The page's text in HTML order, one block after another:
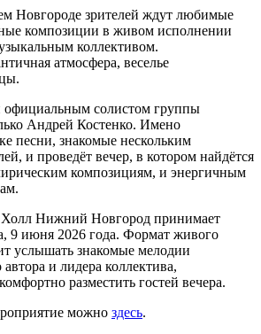
Новгороде зрителей ждут любимые
композиции в живом исполнении
коллективом.
атмосфера, веселье
официальным солистом группы
Андрей Костенко. Имено
песни, знакомые нескольким
и проведёт вечер, в котором найдётся
композициям, и энергичным
Нижний Новгород принимает
9 июня 2026 года. Формат живого
услышать знакомые мелодии
и лидера коллектива,
разместить гостей вечера.
можно здесь.